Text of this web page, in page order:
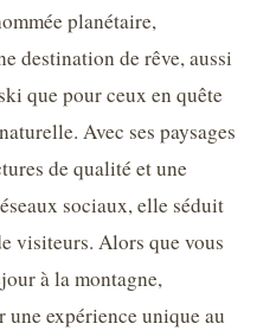
planétaire,
destination de rêve, aussi
que pour ceux en quête
Avec ses paysages
de qualité et une
sociaux, elle séduit
visiteurs. Alors que vous
à la montagne,
expérience unique au